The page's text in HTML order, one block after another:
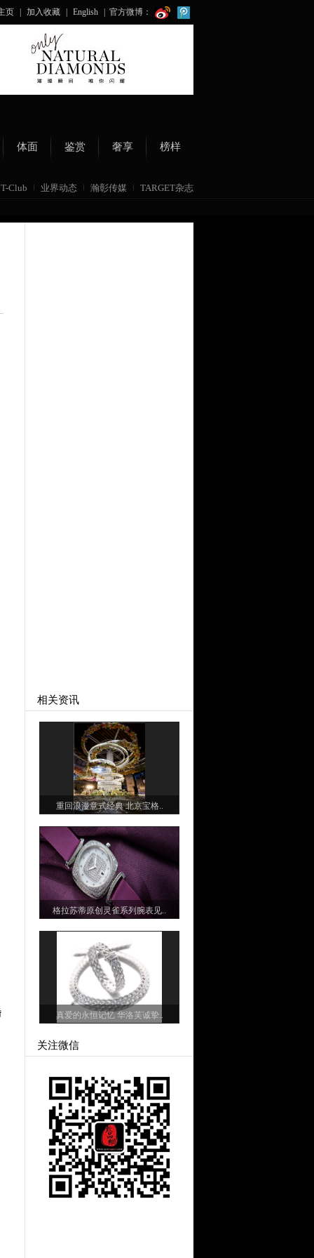
页 加入收藏 English 官方微博：
体面 鉴赏 奢享 榜样
T-Club 业界动态 瀚彰传媒 TARGET杂志
相关资讯
重回浪漫意式经典 北京宝格..
格拉苏蒂原创灵雀系列腕表见..
真爱的永恒记忆 华洛芙诚挚..
关注微信